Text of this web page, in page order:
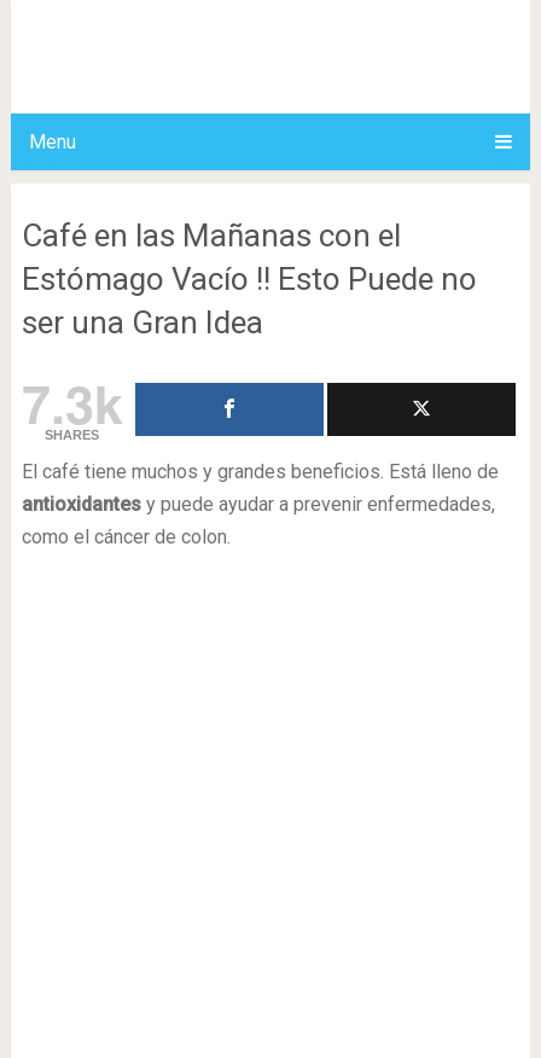
Menu
Café en las Mañanas con el
Estómago Vacío !! Esto Puede no
ser una Gran Idea
7.3k
SHARES
El café tiene muchos y grandes beneficios. Está lleno de
antioxidantesy puede ayudar a prevenir enfermedades,
como el cáncer de colon.